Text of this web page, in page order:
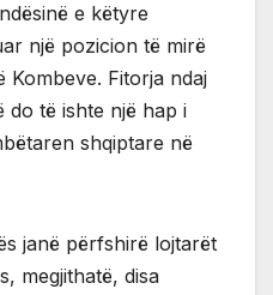
e këtyre
një pozicion të mirë
Kombeve. Fitorja ndaj
do të ishte një hap i
shqiptare në
janë përfshirë lojtarët
megjithatë, disa